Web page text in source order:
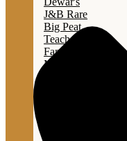
J&B Rare
Big Peat
Teacher's
Famous Grouse
Monkey Shouder